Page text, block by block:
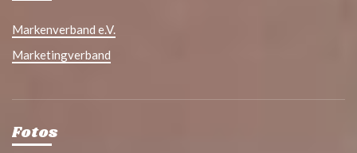
Markenverband e.V.
Marketingverband
Fotos